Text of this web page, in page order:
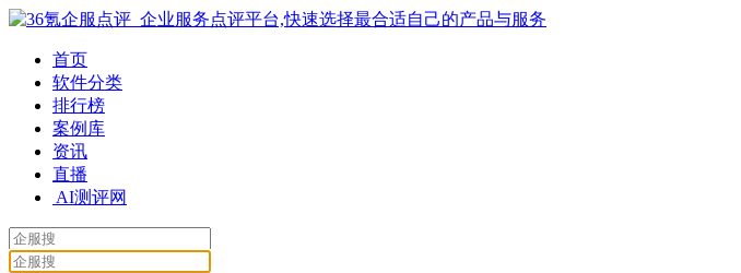
首页
软件分类
排行榜
案例库
资讯
直播
AI测评网